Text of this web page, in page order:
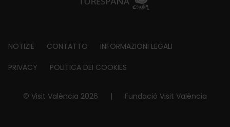
Footer
about
NOTIZIE CONTATTO INFORMAZIONI LEGALI
PRIVACY POLITICA DEI COOKIES
© Visit València 2026 | Fundació Visit València